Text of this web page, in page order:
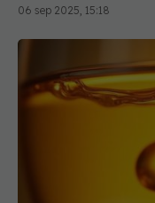
06 sep 2025, 15:18